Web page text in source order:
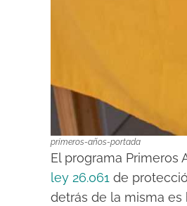
primeros-años-portada
El programa Primeros
ley 26.061 de
detrás de la misma es